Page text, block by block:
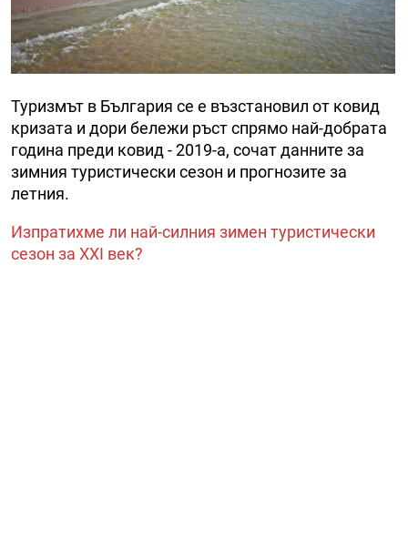
Туризмът в България се е възстановил от ковид
кризата и дори бележи ръст спрямо най-добрата
година преди ковид - 2019-а, сочат данните за
зимния туристически сезон и прогнозите за
летния.
Изпратихме ли най-силния зимен туристически
сезон за XXI век?